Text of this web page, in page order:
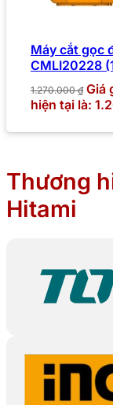
Máy cắt gọc
CMLI20228
1.270.000₫ Giá
hiện tại là:
Thương
Hitami